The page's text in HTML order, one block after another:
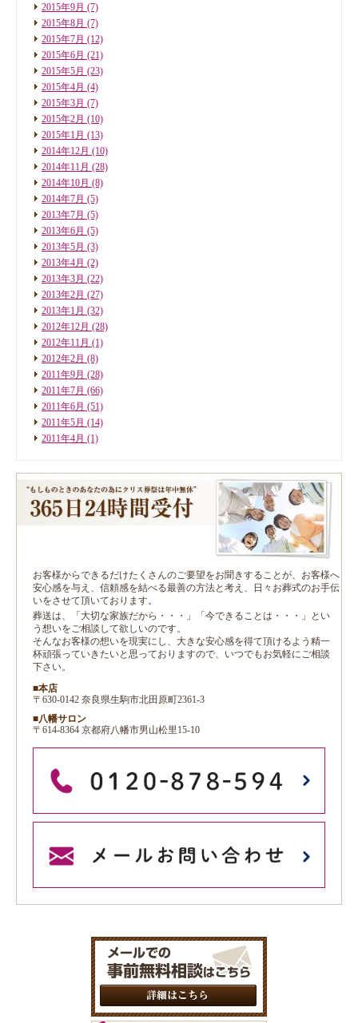
2015年9月 (7)
2015年8月 (7)
2015年7月 (12)
2015年6月 (21)
2015年5月 (23)
2015年4月 (4)
2015年3月 (7)
2015年2月 (10)
2015年1月 (13)
2014年12月 (10)
2014年11月 (28)
2014年10月 (8)
2014年7月 (5)
2013年7月 (5)
2013年6月 (5)
2013年5月 (3)
2013年4月 (2)
2013年3月 (22)
2013年2月 (27)
2013年1月 (32)
2012年12月 (28)
2012年11月 (1)
2012年2月 (8)
2011年9月 (28)
2011年7月 (66)
2011年6月 (51)
2011年5月 (14)
2011年4月 (1)
お客様からできるだけたくさんのご要望をお聞きすることが、お客様へ
安心感を与え、信頼感を結べる最善の方法と考え、日々お葬式のお手伝
いをさせて頂いております。
葬送は、「大切な家族だから・・・」「今できることは・・・」とい
う想いをご相談して欲しいのです。
そんなお客様の想いを現実にし、大きな安心感を得て頂けるよう精一
杯頑張っていきたいと思っておりますので、いつでもお気軽にご相談
下さい。
■本店
〒630-0142 奈良県生駒市北田原町2361-3
■八幡サロン
〒614-8364 京都府八幡市男山松里15-10